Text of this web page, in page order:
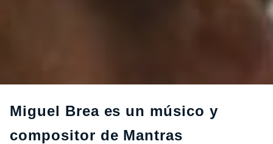
Miguel Brea es un músico y
compositor de Mantras